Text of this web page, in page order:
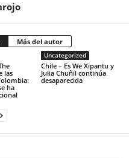
Más del autor
las
ha
Uncategorized
Chile – Es We Xipantu y
Julia Chuñil continúa
desaparecida